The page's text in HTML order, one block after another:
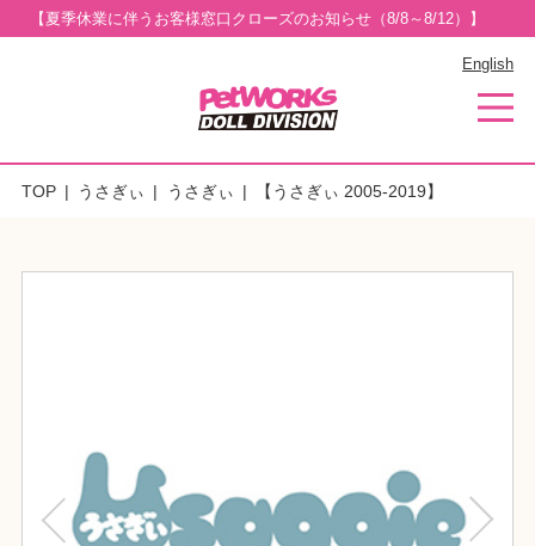
【夏季休業に伴うお客様窓口クローズのお知らせ（8/8～8/12）】
English
TOP うさぎぃ うさぎぃ 【うさぎぃ 2005-2019】